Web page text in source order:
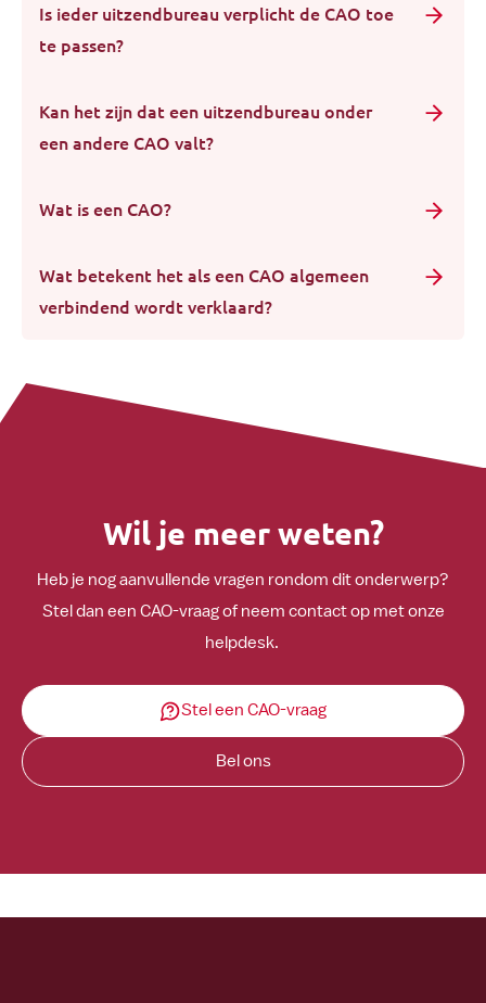
Is ieder uitzendbureau verplicht de CAO toe
te passen?
Kan het zijn dat een uitzendbureau onder
een andere CAO valt?
Wat is een CAO?
Wat betekent het als een CAO algemeen
verbindend wordt verklaard?
Wil je meer weten?
Heb je nog aanvullende vragen rondom dit onderwerp?
Stel dan een CAO-vraag of neem contact op met onze
helpdesk.
Stel een CAO-vraag
Bel ons